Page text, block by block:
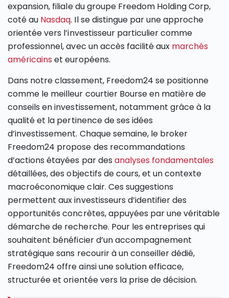
expansion, filiale du groupe Freedom Holding Corp,
coté au Nasdaq. Il se distingue par une approche
orientée vers l’investisseur particulier comme
professionnel, avec un accès facilité aux marchés
américains et européens.
Dans notre classement, Freedom24 se positionne
comme le meilleur courtier Bourse en matière de
conseils en investissement, notamment grâce à la
qualité et la pertinence de ses idées
d’investissement. Chaque semaine, le broker
Freedom24 propose des recommandations
d’actions étayées par des analyses fondamentales
détaillées, des objectifs de cours, et un contexte
macroéconomique clair. Ces suggestions
permettent aux investisseurs d’identifier des
opportunités concrètes, appuyées par une véritable
démarche de recherche. Pour les entreprises qui
souhaitent bénéficier d’un accompagnement
stratégique sans recourir à un conseiller dédié,
Freedom24 offre ainsi une solution efficace,
structurée et orientée vers la prise de décision.